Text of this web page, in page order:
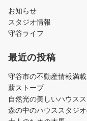
お知らせ
スタジオ情報
守谷ライフ
最近の投稿
守谷市の不動産情報満
薪ストーブ
自然光の美しいハウスス
森の中のハウススタジ